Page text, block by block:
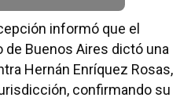
informó que el
Buenos Aires dictó una
Hernán Enríquez Rosas,
confirmando su